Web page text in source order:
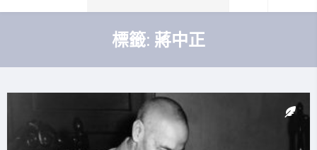
標籤: 蔣中正